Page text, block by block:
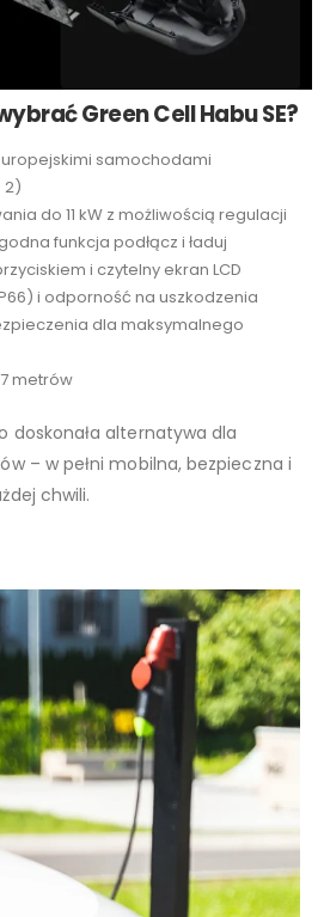
Green Cell Habu SE?
samochodami
2)
do 11 kW z możliwością regulacji
funkcja podłącz i ładuj
i czytelny ekran LCD
i odporność na uszkodzenia
dla maksymalnego
metrów
doskonała alternatywa dla
– w pełni mobilna, bezpieczna i
chwili.